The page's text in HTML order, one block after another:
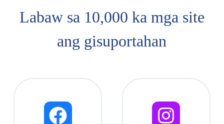
Labaw sa 10,000 ka mga site
ang gisuportahan